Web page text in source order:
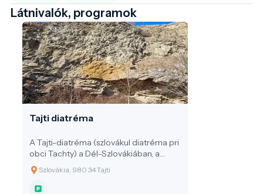
Látnivalók, programok
Tajti diatréma
A Tajti-diatréma (szlovákul diatréma pri
obci Tachty) a Dél-Szlovákiában, a
magyar határ közelében fekvő Tachty
(magyarul: Tajti) település határában
található. Ez a képződmény a Kárpát–
Szlovákia, 980 34 Tajti